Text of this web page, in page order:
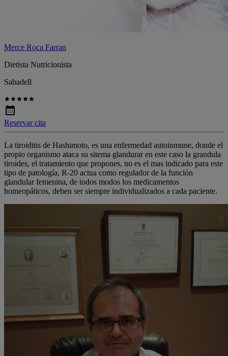
Merce Roca Farran
Dietista Nutricionista
Sabadell
Reservar cita
La tiroiditis de Hashimoto, es una enfermedad autoinmune, donde el
propio organismo ataca su sitema glandurar en este caso la grandula
tiroides, el tratamiento que propones, no es el mas indicado para este
tipo de patología, R-20 actua como regulador de la función
glandular femenina, de todos modos los medicamentos
homeopáticos, deben ser siempre individualizados a cada paciente.